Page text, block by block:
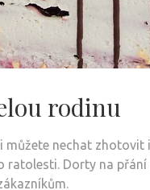
rodinu
nechat zhotovit
ratolesti. Dorty na